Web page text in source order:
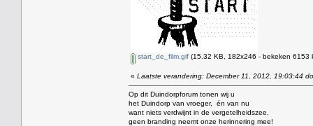
start_de_film.gif (15.32 KB, 182x246 - bekeken 6153
« Laatste verandering: December 11, 2012, 19:03:44
Op dit Duindorpforum tonen wij u
het Duindorp van vroeger, én van nu
want niets verdwijnt in de vergetelheidszee,
geen branding neemt onze herinnering mee!